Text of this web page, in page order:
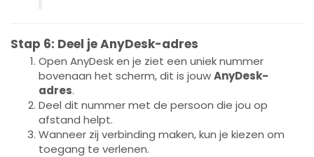
Stap 6: Deel je AnyDesk-adres
Open AnyDesk en je ziet een uniek nummer
bovenaan het scherm, dit is jouwAnyDesk-
adres.
Deel dit nummer met de persoon die jou op
afstand helpt.
Wanneer zij verbinding maken, kun je kiezen om
toegang te verlenen.